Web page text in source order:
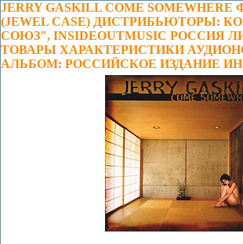
JERRY GASKILL COME
(JEWEL CASE) ДИСТРИБЬЮТОРЫ:
СОЮЗ", INSIDEOUTMUSIC РОССИЯ
ТОВАРЫ ХАРАКТЕРИСТИКИ
АЛЬБОМ: РОССИЙСКОЕ ИЗДАНИЕ